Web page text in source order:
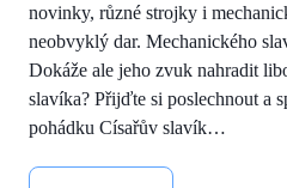
novinky, různé strojky i
neobvyklý dar. Mechanického
Dokáže ale jeho zvuk nahradit
slavíka? Přijďte si poslechnout a
pohádku Císařův slavík…